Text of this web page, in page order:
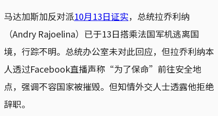
马达加斯加反对派10月13日证实，总统拉乔利纳
（Andry Rajoelina）已于13日搭乘法国军机逃离国
境，行踪不明。总统办公室未对此回应，但拉乔利纳本
人透过Facebook直播声称“为了保命”前往安全地
点，强调不容国家被摧毁。但知情外交人士透露他拒绝
辞职。